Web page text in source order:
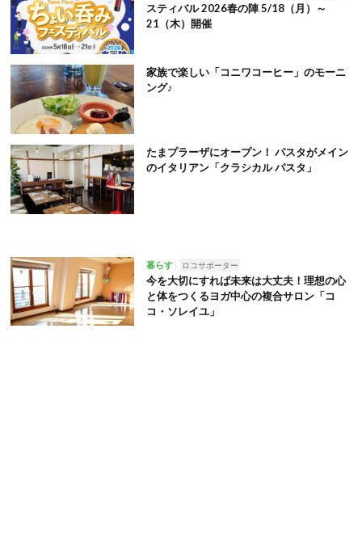
スティバル 2026春の陣 5/18（月）～
21（木）開催
家族で楽しい「コニワコーヒー」のモーニ
ング♪
たまプラーザにオープン！ パスタがメイン
のイタリアン「クラシカル パスタ」
暮らす ロコサポーター
今を大切にすれば未来は大丈夫！理想の心
と体をつくるヨガ中心の複合サロン「コ
コ・ソレイユ」